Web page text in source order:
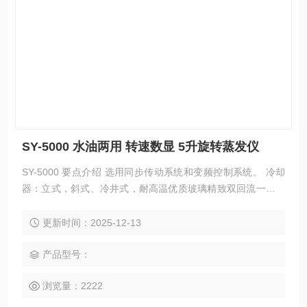
SY-5000 水油两用 转速数显 5升旋转蒸发仪
SY-5000 要点介绍 选用同步传动系统和变频控制系统。 冷却
器：立式，斜式、冷井式，耐高温优质玻璃精致双回流一体化
更新时间：2025-12-13
产品型号：
浏览量：2222